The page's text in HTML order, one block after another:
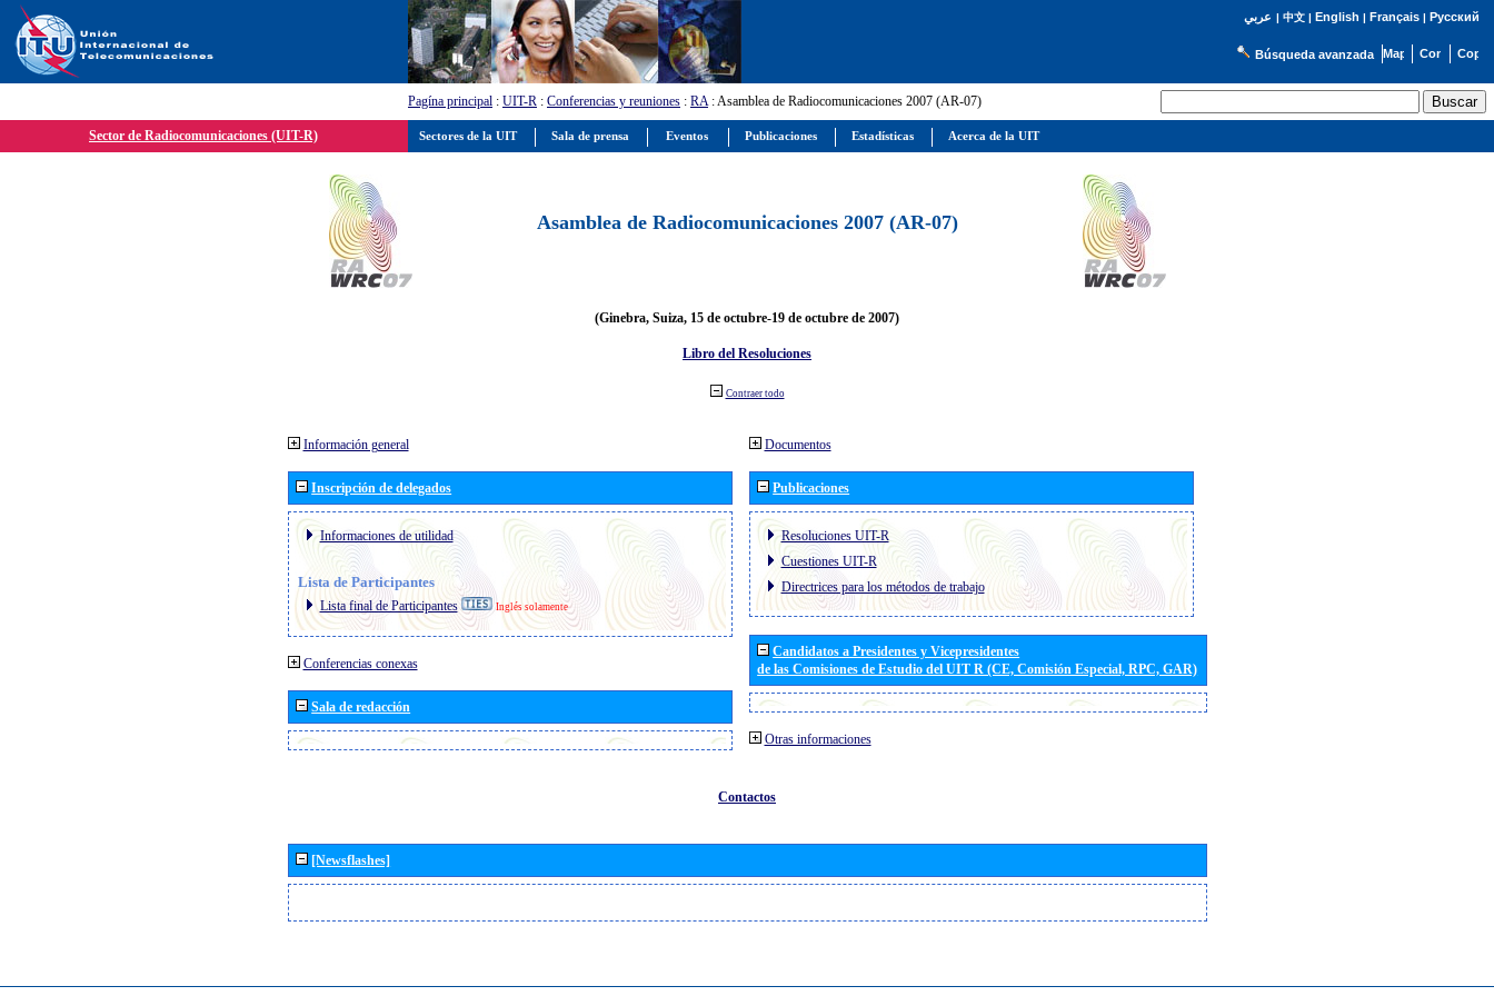
عربي | 中文| English | Français| Русский
Búsqueda avanzada
Pagína principal : UIT-R : Conferencias y reuniones : RA: Asamblea de Radiocomunicaciones 2007 (AR-07)
Sector de Radiocomunicaciones (UIT-R)
Asamblea de Radiocomunicaciones 2007 (AR-07)
(Ginebra, Suiza, 15 de octubre-19 de octubre de 2007)
Libro del Resoluciones
Contraer todo
Información general
Inscripción de delegados
Informaciones de utilidad
Lista de Participantes
Lista final de Participantes Inglés solamente
Conferencias conexas
Sala de redacción
Documentos
Publicaciones
Resoluciones UIT-R
Cuestiones UIT-R
Directrices para los métodos de trabajo
Candidatos a Presidentes y Vicepresidentes
de las Comisiones de Estudio del UIT R (CE, Comisión Especial, RPC, GAR)
Otras informaciones
Contactos
[Newsflashes]
Sectores de la UIT Sala de prensa Eventos Publicaciones Estadísticas Acerca de la UIT